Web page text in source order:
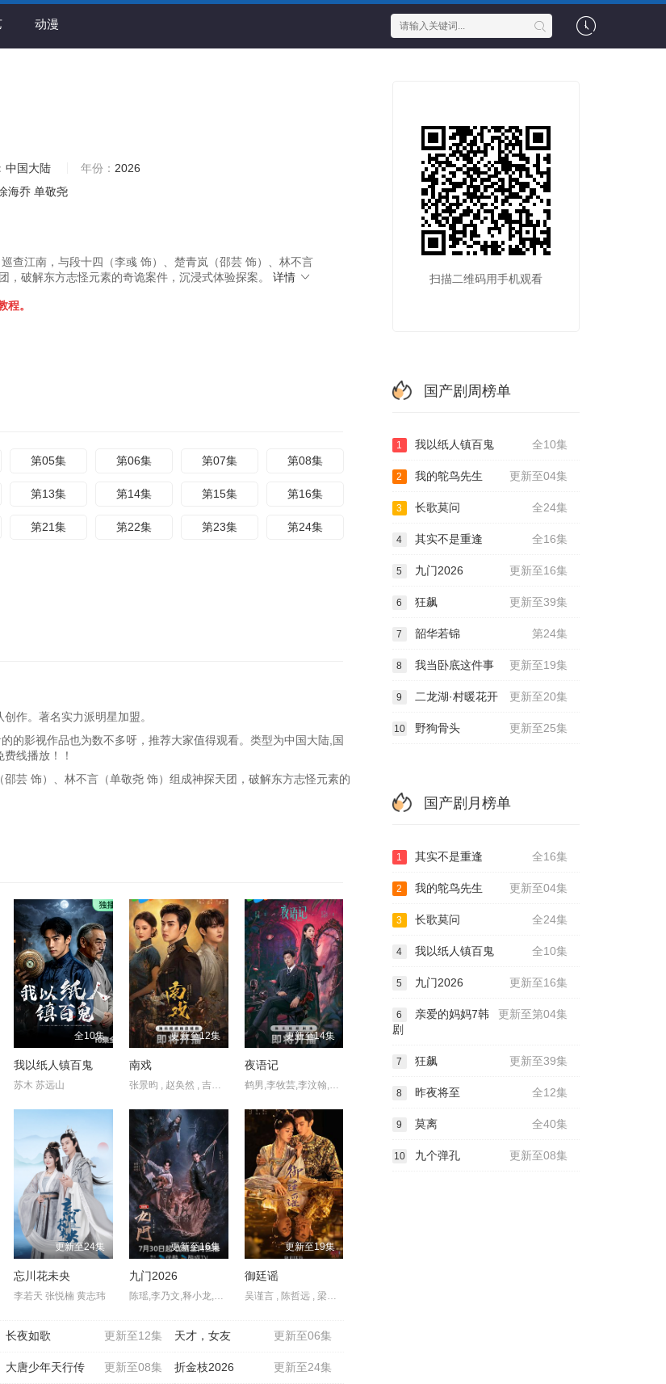
动漫
中国大陆 年份： 2026
海乔 单敬尧
查江南，与段十四（李彧 饰）、楚青岚（邵芸 饰）、林不言
，破解东方志怪元素的奇诡案件，沉浸式体验探案。 详情
程。
第05集 第06集 第07集 第08集
第13集 第14集 第15集 第16集
第21集 第22集 第23集 第24集
作。著名实力派明星加盟。
的影视作品也为数不多呀，推荐大家值得观看。类型为中国大陆,国
线播放！！
芸 饰）、林不言（单敬尧 饰）组成神探天团，破解东方志怪元素的
全10集
我以纸人镇百鬼
苏木 苏远山
更新至12集
南戏
张景昀 , 赵奂然 , 吉舒亦 , 宗峰岩 , 陈凯洲 , 余逸蕾
更新至14集
夜语记
鹤男,李牧芸,李汶翰,李泊文,郭天祺,徐新驰,孙思凡
更新至24集
忘川花未央
李若天 张悦楠 黄志玮
更新至16集
九门2026
更新至19集
御廷谣
更新至12集
长夜如歌 更新至06集
天才，女友
更新至08集
大唐少年天行传 更新至24集
折金枝2026
扫描二维码用手机观看
国产剧周榜单
全10集
1 我以纸人镇百鬼
更新至04集
2 我的鸵鸟先生
全24集
3 长歌莫问
全16集
4 其实不是重逢
更新至16集
5 九门2026
更新至39集
6 狂飙
第24集
7 韶华若锦
更新至19集
8 我当卧底这件事
更新至20集
9 二龙湖·村暖花开
更新至25集
10 野狗骨头
国产剧月榜单
全16集
1 其实不是重逢
更新至04集
2 我的鸵鸟先生
全24集
3 长歌莫问
全10集
4 我以纸人镇百鬼
更新至16集
5 九门2026
更新至第04集
6
亲爱的妈妈7韩
剧
更新至39集
7 狂飙
全12集
8 昨夜将至
全40集
9 莫离
更新至08集
10 九个弹孔